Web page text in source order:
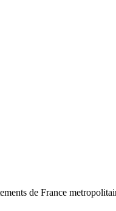
de France